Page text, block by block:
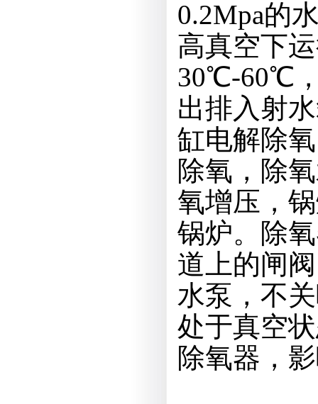
0.2Mpa的
高真空下
30℃-60℃
出排入射
缸电解除
除氧，除
氧增压，
锅炉。除
道上的闸
水泵，不
处于真空
除氧器，